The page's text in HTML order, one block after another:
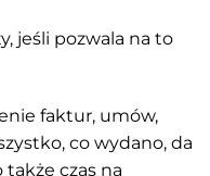
jeśli pozwala na to
faktur, umów,
co wydano, da
także czas na